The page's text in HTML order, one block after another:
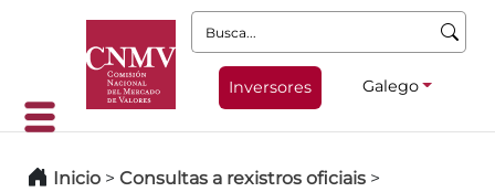
Busca:
Inversores Galego
Inicio > Consultas a rexistros oficiais >